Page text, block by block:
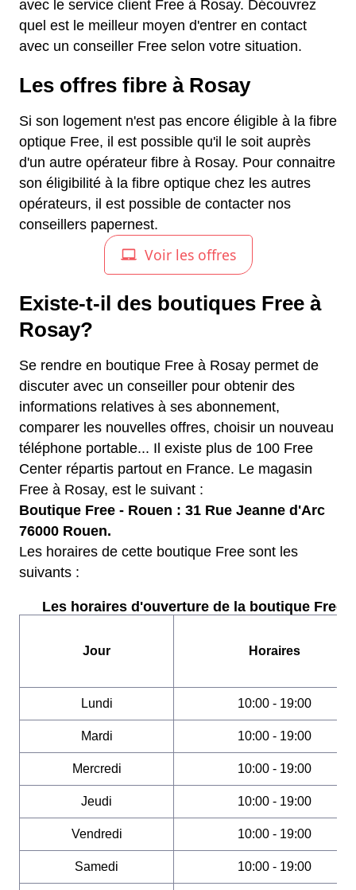
avec le service client Free à Rosay. Découvrez
quel est le meilleur moyen d'entrer en contact
avec un conseiller Free selon votre situation.
Les offres fibre à Rosay
Si son logement n'est pas encore éligible à la fibre
optique Free, il est possible qu'il le soit auprès
d'un autre opérateur fibre à Rosay. Pour connaitre
son éligibilité à la fibre optique chez les autres
opérateurs, il est possible de contacter nos
conseillers papernest.
Existe-t-il des boutiques Free à
Rosay?
Se rendre en boutique Free à Rosay permet de
discuter avec un conseiller pour obtenir des
informations relatives à ses abonnement,
comparer les nouvelles offres, choisir un nouveau
téléphone portable... Il existe plus de 100 Free
Center répartis partout en France. Le magasin
Free à Rosay, est le suivant :
Boutique Free - Rouen : 31 Rue Jeanne d'Arc
76000 Rouen.
Les horaires de cette boutique Free sont les
suivants :
Les horaires d'ouverture de la boutique Free :
Jour Horaires
Lundi 10:00 - 19:00
Mardi 10:00 - 19:00
Mercredi 10:00 - 19:00
Jeudi 10:00 - 19:00
Vendredi 10:00 - 19:00
Samedi 10:00 - 19:00